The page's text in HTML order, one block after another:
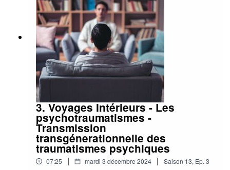
3. Voyages Intérieurs - Les
psychotraumatismes -
Transmission
transgénerationnelle des
traumatismes psychiques
07:25 | mardi 3 décembre 2024 | Saison 13, Ep. 3